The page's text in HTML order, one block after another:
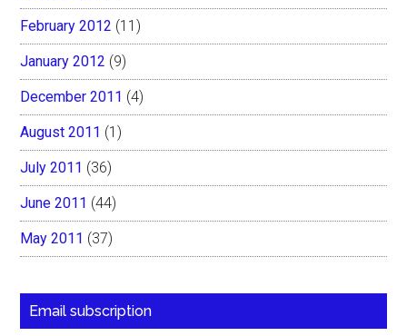
February 2012 (11)
January 2012 (9)
December 2011 (4)
August 2011 (1)
July 2011 (36)
June 2011 (44)
May 2011 (37)
Email subscription